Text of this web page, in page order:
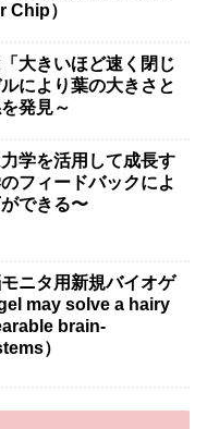
Chip）
大きいほど速く閉じ
により葉の大きさと
発見～
学を活用して成長す
フィードバックによ
できる〜
ニタ用新規バイオゲ
may solve a hairy
brain-
）